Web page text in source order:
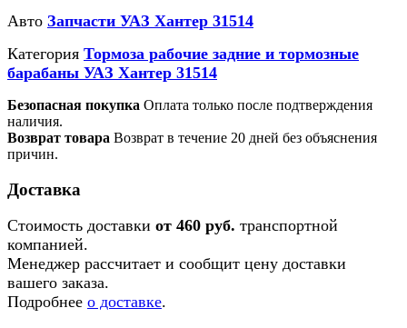
Авто Запчасти УАЗ Хантер 31514
Категория Тормоза рабочие задние и тормозные
барабаны УАЗ Хантер 31514
Безопасная покупка Оплата только после подтверждения
наличия.
Возврат товара Возврат в течение 20 дней без объяснения
причин.
Доставка
Стоимость доставки от 460 руб. транспортной
компанией.
Менеджер рассчитает и сообщит цену доставки
вашего заказа.
Подробнее о доставке.